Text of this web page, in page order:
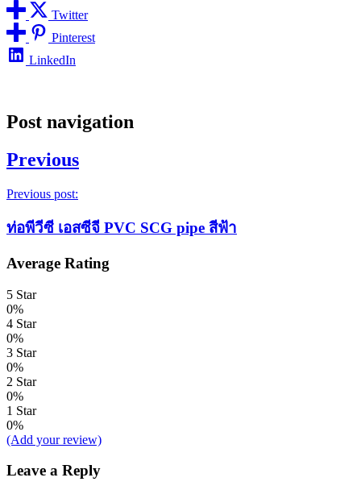
Twitter
Pinterest
LinkedIn
Post navigation
Previous
Previous post:
ท่อพีวีซี เอสซีจี PVC SCG pipe สีฟ้า
Average Rating
5 Star
0%
4 Star
0%
3 Star
0%
2 Star
0%
1 Star
0%
(Add your review)
Leave a Reply